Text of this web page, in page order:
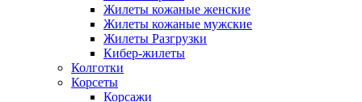
Жилеты кожаные женские
Жилеты кожаные мужские
Жилеты Разгрузки
Кибер-жилеты
Колготки
Корсеты
Корсажи